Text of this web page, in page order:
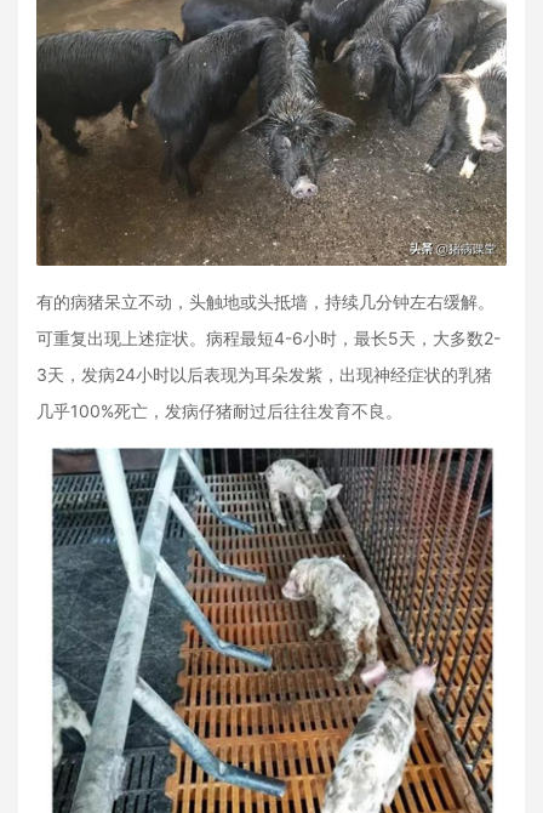
有的病猪呆立不动，头触地或头抵墙，持续几分钟左右缓解。
可重复出现上述症状。病程最短4-6小时，最长5天，大多数2-
3天，发病24小时以后表现为耳朵发紫，出现神经症状的乳猪
几乎100%死亡，发病仔猪耐过后往往发育不良。